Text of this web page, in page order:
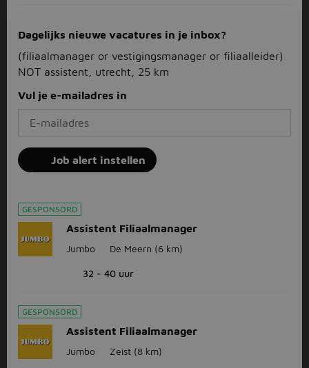
Dagelijks nieuwe vacatures in je inbox?
(filiaalmanager or vestigingsmanager or filiaalleider)
NOT assistent, utrecht, 25 km
Vul je e-mailadres in
Job alert instellen
GESPONSORD
Assistent Filiaalmanager
Jumbo De Meern (6 km)
32 - 40 uur
GESPONSORD
Assistent Filiaalmanager
Jumbo Zeist (8 km)